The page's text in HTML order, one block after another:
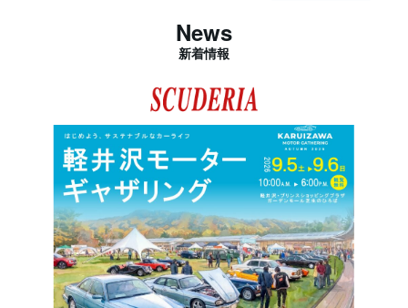
News
新着情報